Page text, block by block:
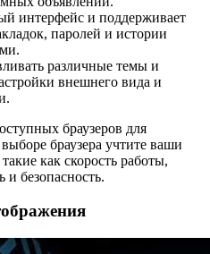
интерфейс и поддерживает
паролей и истории
различные темы и
внешнего вида и
браузеров для
браузера учтите ваши
как скорость работы,
безопасность.